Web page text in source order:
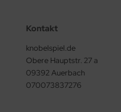
Kontakt
knobelspiel.de
Obere Hauptstr. 27 a
09392 Auerbach
070073837276